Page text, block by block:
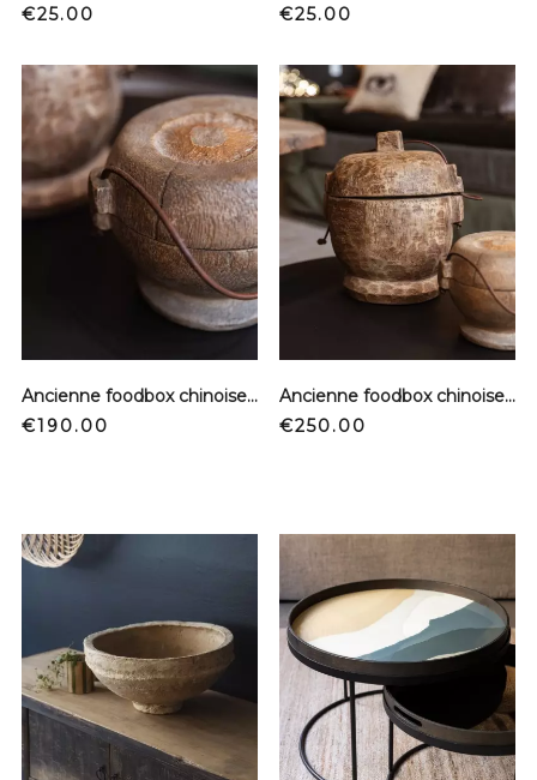
Price
€25.00
Price
€25.00
Ancienne foodbox chinoise - Petit modèle
Price
€190.00
Ancienne foodbox chinoise - Grand modèle
Price
€250.00